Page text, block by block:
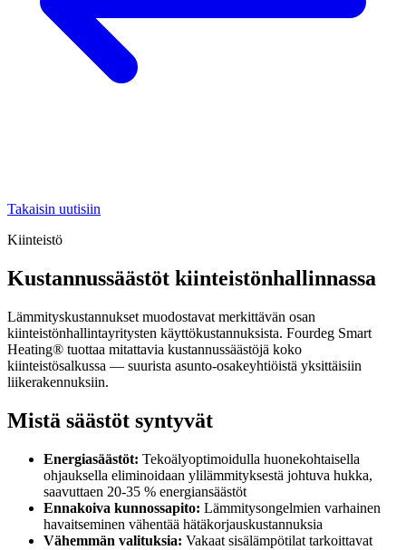
Takaisin uutisiin
Kiinteistö
Kustannussäästöt kiinteistönhallinnassa
Lämmityskustannukset muodostavat merkittävän osan
kiinteistönhallintayritysten käyttökustannuksista. Fourdeg Smart
Heating® tuottaa mitattavia kustannussäästöjä koko
kiinteistösalkussa — suurista asunto-osakeyhtiöistä yksittäisiin
liikerakennuksiin.
Mistä säästöt syntyvät
Energiasäästöt: Tekoälyoptimoidulla huonekohtaisella
ohjauksella eliminoidaan ylilämmityksestä johtuva hukka,
saavuttaen 20-35 % energiansäästöt
Ennakoiva kunnossapito: Lämmitysongelmien varhainen
havaitseminen vähentää hätäkorjauskustannuksia
Vähemmän valituksia: Vakaat sisälämpötilat tarkoittavat